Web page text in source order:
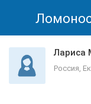
Лариса
Россия,